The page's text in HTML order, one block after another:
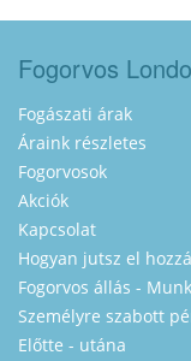
Fogorvos
Fogászati árak
Áraink részletes
Fogorvosok
Akciók
Kapcsolat
Hogyan jutsz el
Fogorvos állás -
Személyre szabott
Előtte - utána